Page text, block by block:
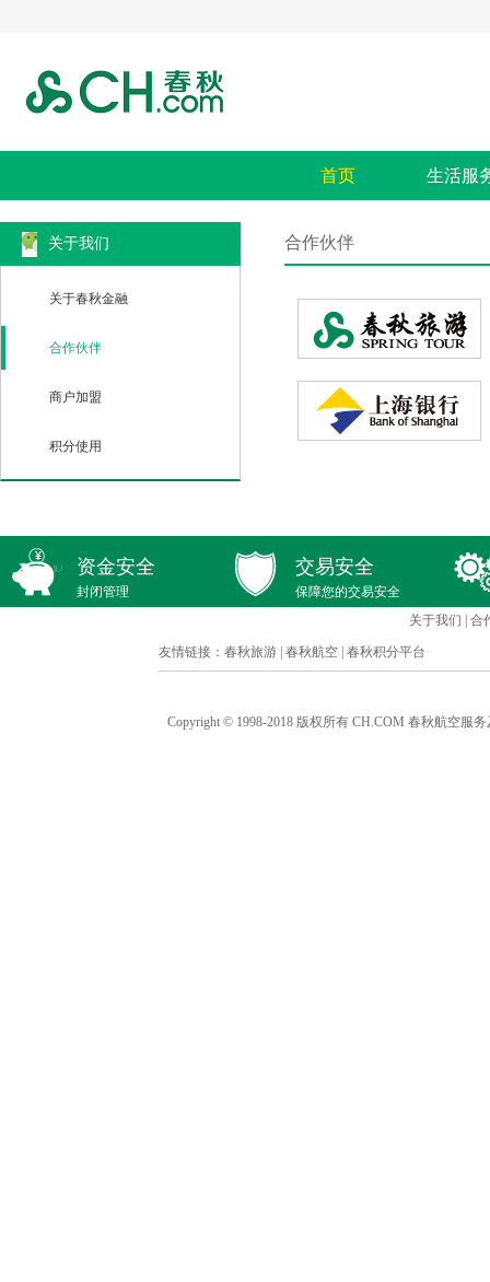
首页 生活服
关于我们
关于春秋金融
合作伙伴
商户加盟
积分使用
合作伙伴
资金安全
封闭管理
交易安全
保障您的交易安全
关于我们
合
友情链接： 春秋旅游 春秋航空 春秋积分平台
Copyright © 1998-2018 版权所有 CH.COM 春秋航空服